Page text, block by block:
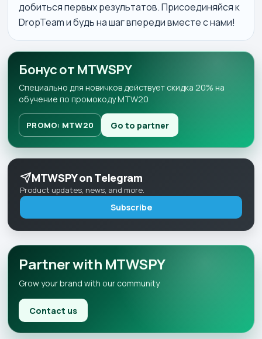
добиться первых результатов. Присоединяйся к
DropTeam и будь на шаг впереди вместе с нами!
Бонус от MTWSPY
Специально для новичков действует скидка 20% на
обучение по промокоду MTW20
PROMO: MTW20 Go to partner
MTWSPY on Telegram
Product updates, news, and more.
Subscribe
Partner with MTWSPY
Grow your brand with our community
Contact us